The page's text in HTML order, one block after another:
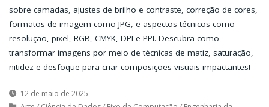
sobre camadas, ajustes de brilho e contraste, correção de cores,
formatos de imagem como JPG, e aspectos técnicos como
resolução, pixel, RGB, CMYK, DPI e PPI. Descubra como
transformar imagens por meio de técnicas de matiz, saturação,
nitidez e desfoque para criar composições visuais impactantes!
12 de maio de 2025